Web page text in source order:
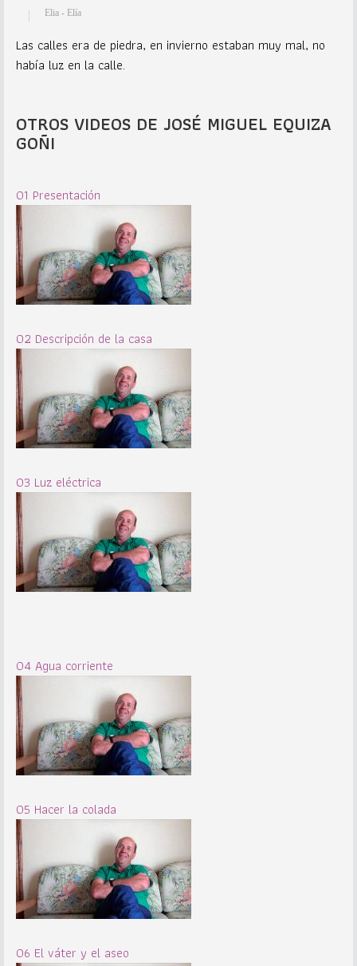
Elia - Elía
Las calles era de piedra, en invierno estaban muy mal, no
había luz en la calle.
OTROS VIDEOS DE JOSÉ MIGUEL EQUIZA
GOÑI
01 Presentación
02 Descripción de la casa
03 Luz eléctrica
04 Agua corriente
05 Hacer la colada
06 El váter y el aseo